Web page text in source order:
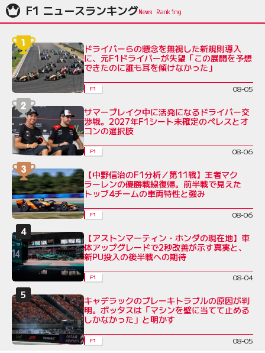
F1 ニュースランキング
ドライバーらの懸念を無視した新規則導入
に、元F1ドライバーが失望「この展開を予想
できたのに誰も耳を傾けなかった」
F1 08-05
サマーブレイク中に活発になるドライバー交
渉戦。2027年F1シート未確定のペレスとオ
コンの選択肢
F1 08-06
【中野信治のF1分析／第11戦】王者マク
ラーレンの優勝戦線復帰。前半戦で見えた
トップ4チームの車両特性と強み
F1 08-06
【アストンマーティン・ホンダの現在地】車
体アップグレードで2秒改善が示す真実と、
新PU投入の後半戦への期待
F1 08-04
キャデラックのブレーキトラブルの原因が判
明。ボッタスは「マシンを壁に当てて止める
しかなかった」と明かす
F1 08-05